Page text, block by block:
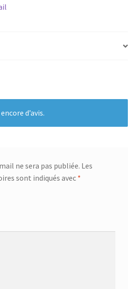
d’avis.
ne sera pas publiée. Les
sont indiqués avec *